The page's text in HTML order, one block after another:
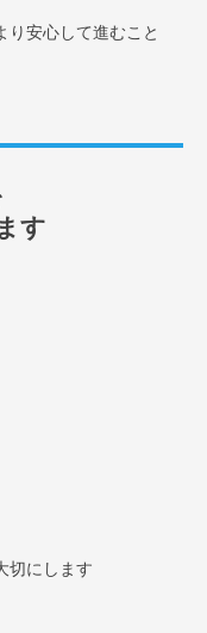
り安心して進むこと
す
切にします